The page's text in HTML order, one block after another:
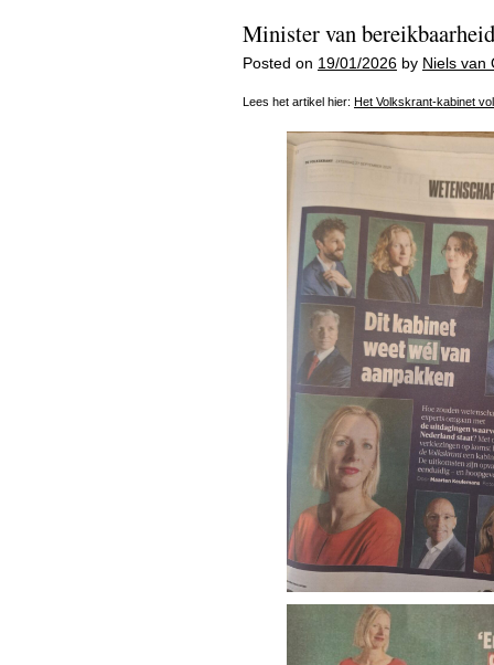
Minister van bereikbaarheid
Posted on 19/01/2026 by Niels van
Lees het artikel hier: Het Volkskrant-kabinet